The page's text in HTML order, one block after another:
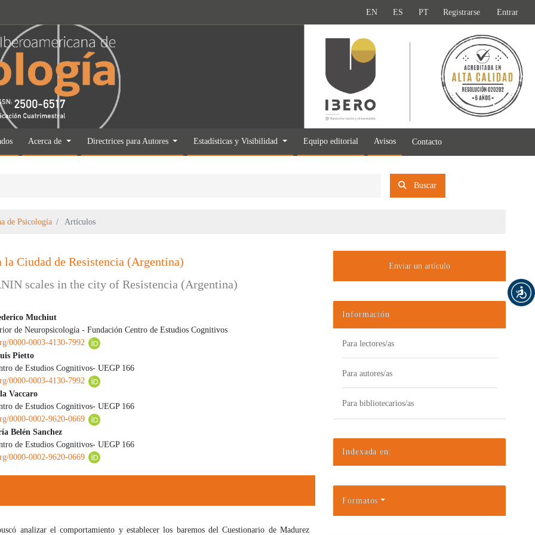
EN ES PT Registrarse Entrar
Acerca de Directrices para Autores Estadísticas y Visibilidad Equipo editorial Avisos Contacto
Buscar
de Psicología Artículos
Ciudad de Resistencia (Argentina)
scales in the city of Resistencia (Argentina)
principal del artículo
Muchiut
de Neuropsicología - Fundación Centro de Estudios Cognitivos
0000-0003-4130-7992
Pietto
de Estudios Cognitivos- UEGP 166
0000-0003-4130-7992
Vaccaro
de Estudios Cognitivos- UEGP 166
0000-0002-9620-0669
Belén Sanchez
de Estudios Cognitivos- UEGP 166
0000-0002-9620-0669
analizar el comportamiento y establecer los baremos del Cuestionario de Madurez
Enviar un artículo
Información
Para lectores/as
Para autores/as
Para bibliotecarios/as
Indexada en:
Formatos